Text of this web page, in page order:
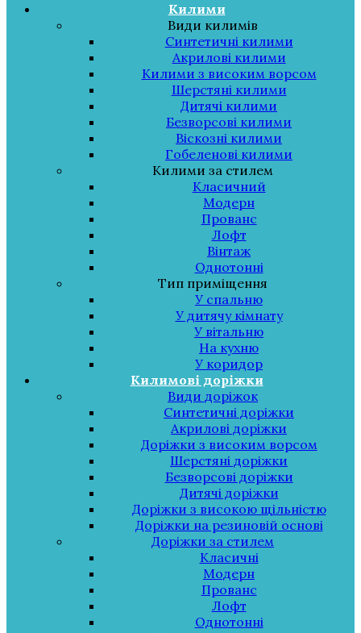
Килими
Види килимів
Синтетичні килими
Акрилові килими
Килими з високим ворсом
Шерстяні килими
Дитячі килими
Безворсові килими
Віскозні килими
Гобеленові килими
Килими за стилем
Класичний
Модерн
Прованс
Лофт
Вінтаж
Однотонні
Тип приміщення
У спальню
У дитячу кімнату
У вітальню
На кухню
У коридор
Килимові доріжки
Види доріжок
Синтетичні доріжки
Акрилові доріжки
Доріжки з високим ворсом
Шерстяні доріжки
Безворсові доріжки
Дитячі доріжки
Доріжки з високою щільністю
Доріжки на резиновій основі
Доріжки за стилем
Класичні
Модерн
Прованс
Лофт
Однотонні